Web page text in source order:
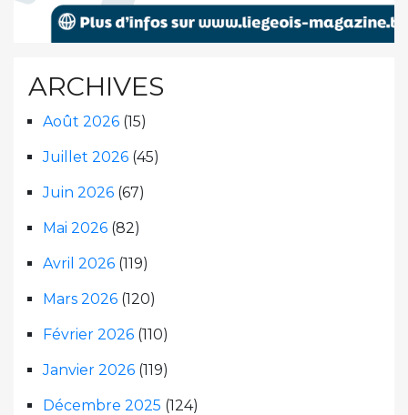
ARCHIVES
Août 2026 (15)
Juillet 2026 (45)
Juin 2026 (67)
Mai 2026 (82)
Avril 2026 (119)
Mars 2026 (120)
Février 2026 (110)
Janvier 2026 (119)
Décembre 2025 (124)